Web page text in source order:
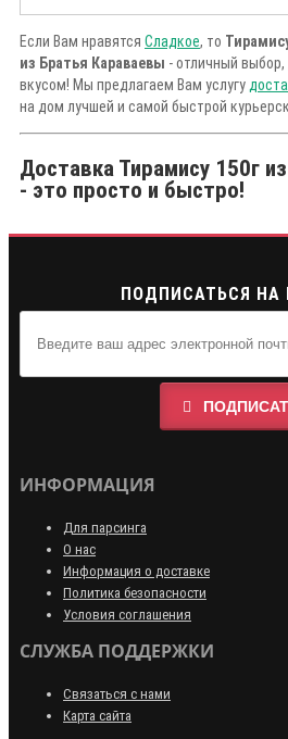
Если Вам нравятся Сладкое, то
из Братья Караваевы - отличный
вкусом! Мы предлагаем Вам услугу
на дом лучшей и самой быстрой
Доставка Тирамису 150г
- это просто и быстро!
ПОДПИСАТЬСЯ НА
ИНФОРМАЦИЯ
Для парсинга
О нас
Информация о доставке
Политика безопасности
Условия соглашения
СЛУЖБА ПОДДЕРЖКИ
Связаться с нами
Карта сайта